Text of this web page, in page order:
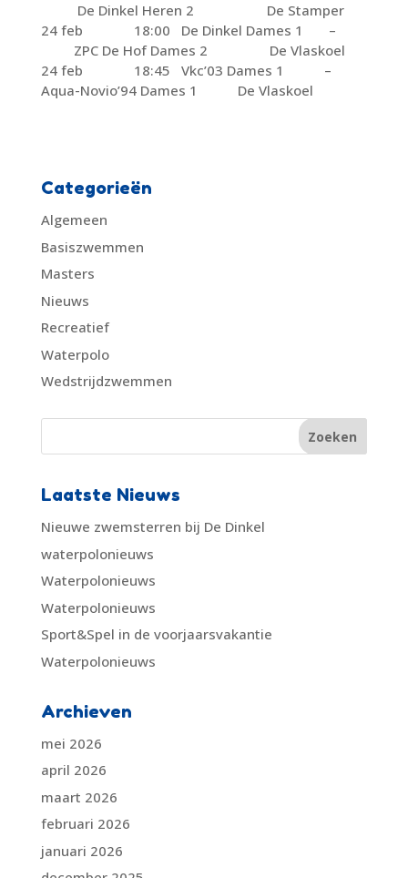
De Dinkel Heren 2 De Stamper
24 feb 18:00 De Dinkel Dames 1 –
ZPC De Hof Dames 2 De Vlaskoel
24 feb 18:45 Vkc’03 Dames 1 –
Aqua-Novio’94 Dames 1 De Vlaskoel
Categorieën
Algemeen
Basiszwemmen
Masters
Nieuws
Recreatief
Waterpolo
Wedstrijdzwemmen
Laatste Nieuws
Nieuwe zwemsterren bij De Dinkel
waterpolonieuws
Waterpolonieuws
Waterpolonieuws
Sport&Spel in de voorjaarsvakantie
Waterpolonieuws
Archieven
mei 2026
april 2026
maart 2026
februari 2026
januari 2026